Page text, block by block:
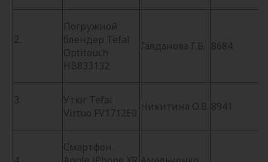
2.
Погружной
блендер Tefal
Optitouch
HB833132
Галданова Г.Б. 8684
3.
Утюг Tefal
Virtuo FV1712E0 Никитина О.В. 8941
Смартфон